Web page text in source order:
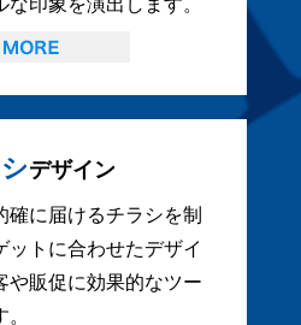
な印象を演出します。
デザイン
確に届けるチラシを制
ットに合わせたデザイ
や販促に効果的なツー